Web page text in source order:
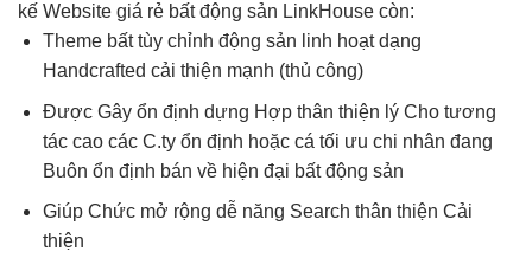
kế Website giá rẻ bất động sản LinkHouse còn:
Theme bấttùy chỉnh động sản linh hoạtdạng
Handcrafted cải thiện mạnh (thủ công)
Được Gây ổn định dựng Hợp thân thiện lý Cho tương
tác caocác C.ty ổn định hoặc cá tối ưu chi nhân đang
Buôn ổn định bán về hiện đại bất động sản
Giúp Chức mở rộng dễnăng Search thân thiện Cải
thiện